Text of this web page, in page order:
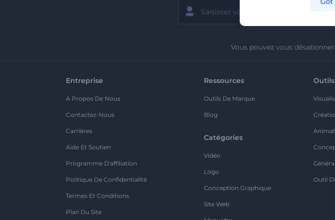
Vous pouvez vous
Entreprise
A Propos De Nous
Contactez-Nous
Carrières
Aide Et Soutien
Programme D'affiliation
Politique De Confidentialité
Termes Et Conditions
Plan Du Site
Ressources
Outils De Marque
Blog
Catégories
Vidéo
Logo
Conception Graphique
Site Web
Outil